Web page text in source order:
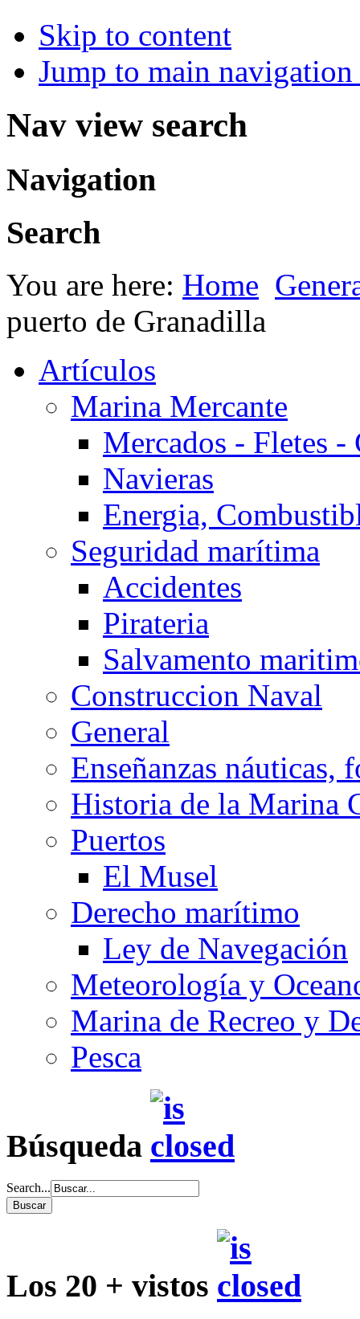
Skip to content
Jump to main
Nav view search
Navigation
Search
You are here: Home
puerto de Granadilla
Artículos
Marina Mercante
Mercados - Fletes -
Navieras
Energia,
Seguridad marítima
Accidentes
Pirateria
Salvamento
Construccion Naval
General
Enseñanzas náuticas,
Historia de la Marina
Puertos
El Musel
Derecho marítimo
Ley de Navegación
Meteorología y
Marina de Recreo y
Pesca
Búsqueda
Search...
Los 20 + vistos